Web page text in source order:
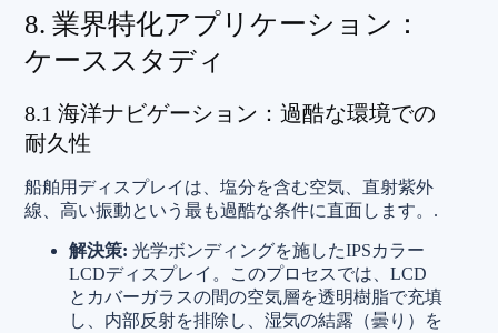
8. 業界特化アプリケーション：
ケーススタディ
8.1 海洋ナビゲーション：過酷な環境での
耐久性
船舶用ディスプレイは、塩分を含む空気、直射紫外
線、高い振動という最も過酷な条件に直面します。.
解決策: 光学ボンディングを施したIPSカラー
LCDディスプレイ。このプロセスでは、LCD
とカバーガラスの間の空気層を透明樹脂で充填
し、内部反射を排除し、湿気の結露（曇り）を